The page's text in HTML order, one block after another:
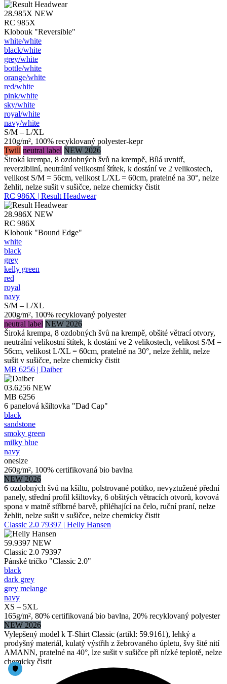
28.985X NEW
RC 985X
Klobouk "Reversible"
white/​white
black/​white
grey/​white
bottle/​white
orange/​white
red/​white
pink/​white
sky/​white
royal/​white
navy/​white
S/M – L/XL
210g/m², 100% recyklovaný polyester-kepr
Twill neutral label NEW 2026
Široká krempa, 8 ozdobných švů na krempě, Bílá uvnitř,
reverzibilní, neutrální velikostní štítek, k dostání ve 2 velikostech,
velikost S/M = 56cm, velikost L/XL = 60cm, pratelné na 30°, nelze
žehlit, nelze sušit v sušičce, nelze chemicky čistit
RC 986X | Result Headwear
28.986X NEW
RC 986X
Klobouk "Bound Edge"
white
black
grey
kelly green
red
royal
navy
S/M – L/XL
200g/m², 100% recyklovaný polyester
neutral label NEW 2026
Široká krempa, 8 ozdobných švů na krempě, obšité větrací otvory,
neutrální velikostní štítek, k dostání ve 2 velikostech, velikost S/M =
56cm, velikost L/XL = 60cm, pratelné na 30°, nelze žehlit, nelze
sušit v sušičce, nelze chemicky čistit
MB 6256 | Daiber
03.6256 NEW
MB 6256
6 panelová kšiltovka "Dad Cap"
black
sandstone
smoky green
milky blue
navy
onesize
260g/m², 100% certifikovaná bio bavlna
NEW 2026
6 ozdobných švů na kšiltu, polstrované potítko, nevyztužené přední
panely, střední profil kšiltovky, 6 obšitých větracích otvorů, kovová
spona v matně stříbrné barvě, přiléhající na čelo, ruční praní, nelze
žehlit, nelze sušit v sušičce, nelze chemicky čistit
Classic 2.0 79397 | Helly Hansen
59.9397 NEW
Classic 2.0 79397
Pánské tričko "Classic 2.0"
black
dark grey
grey melange
navy
XS – 5XL
165g/m², 80% certifikovaná bio bavlna, 20% recyklovaný polyester
NEW 2026
Vylepšený model k T-Shirt Classic (artikl: 59.9161), lehký a
prodyšný materiál, kulatý výstřih z žebrovaného úpletu, švy šité nití
AMANN, pratelné na 40°, lze sušit v sušičce při nízké teplotě, nelze
chemicky čistit